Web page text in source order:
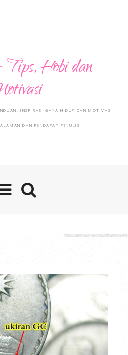
Tips, Hobi dan
INSPIRASI GAYA HIDUP DAN MOTIVASI
DAN PENDAPAT PENULIS